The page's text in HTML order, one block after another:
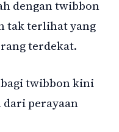
dengan twibbon
tak terlihat yang
terdekat.
twibbon kini
perayaan